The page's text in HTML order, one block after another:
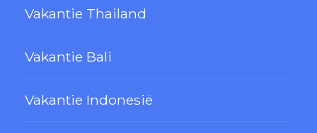
Vakantie Thailand
Vakantie Bali
Vakantie Indonesië